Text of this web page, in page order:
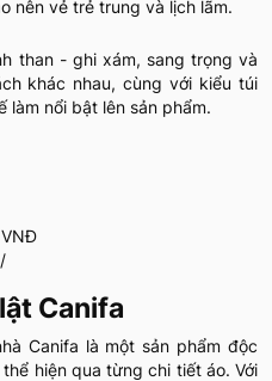
nên vẻ trẻ trung và lịch lãm.
than - ghi xám, sang trọng và
khác nhau, cùng với kiểu túi
nổi bật lên sản phẩm.
Canifa
Canifa là một sản phẩm độc
hiện qua từng chi tiết áo. Với